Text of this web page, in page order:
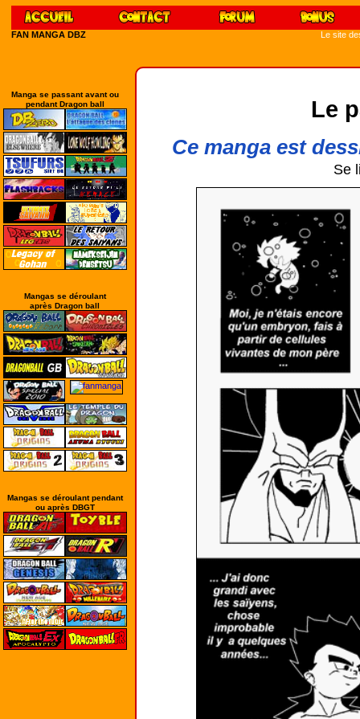
FAN MANGA DBZ Le site
Manga se passant avant ou
pendant Dragon ball
Mangas se déroulant
après Dragon ball
Mangas se déroulant pendant
ou après DBGT
Le
Ce manga est
Se